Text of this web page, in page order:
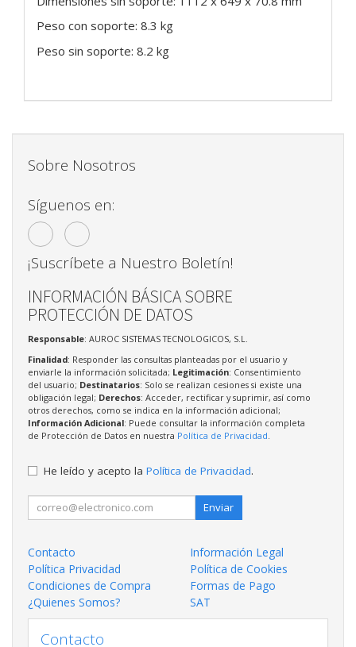
Peso con soporte: 8.3 kg
Peso sin soporte: 8.2 kg
Sobre Nosotros
Síguenos en:
¡Suscríbete a Nuestro Boletín!
INFORMACIÓN BÁSICA SOBRE
PROTECCIÓN DE DATOS
Responsable: AUROC SISTEMAS TECNOLOGICOS, S.L.
Finalidad: Responder las consultas planteadas por el usuario y
enviarle la información solicitada; Legitimación: Consentimiento
del usuario; Destinatarios: Solo se realizan cesiones si existe una
obligación legal; Derechos: Acceder, rectificar y suprimir, así como
otros derechos, como se indica en la información adicional;
Información Adicional: Puede consultar la información completa
de Protección de Datos en nuestra Política de Privacidad.
He leído y acepto la Política de Privacidad.
Enviar
Contacto
Información Legal
Política Privacidad
Política de Cookies
Condiciones de Compra
Formas de Pago
¿Quienes Somos?
SAT
Contacto